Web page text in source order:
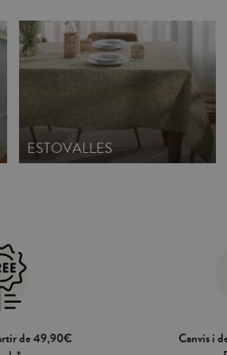
ESTOVALLES
de 49,90€
Canvis i